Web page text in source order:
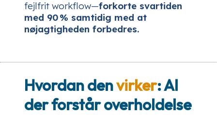
fejlfrit workflow—forkorte svartiden
med 90 % samtidig med at
nøjagtigheden forbedres.
Hvordan denvirker: AI
der forstår overholdelse